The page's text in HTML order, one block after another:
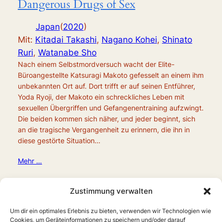
Zustimmung verwalten
Um dir ein optimales Erlebnis zu bieten, verwenden wir Technologien wie
Cookies, um Geräteinformationen zu speichern und/oder darauf
Dangerous Drugs of Sex
Japan(2020)
Mit: Kitadai Takashi, Nagano Kohei, Shinato
Ruri, Watanabe Sho
Nach einem Selbstmordversuch wacht der Elite-
Büroangestellte Katsuragi Makoto gefesselt an einem ihm
unbekannten Ort auf. Dort trifft er auf seinen Entführer,
Yoda Ryoji, der Makoto ein schreckliches Leben mit
sexuellen Übergriffen und Gefangenentraining aufzwingt.
Die beiden kommen sich näher, und jeder beginnt, sich
an die tragische Vergangenheit zu erinnern, die ihn in
diese gestörte Situation…
Mehr …